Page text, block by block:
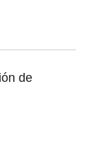
de